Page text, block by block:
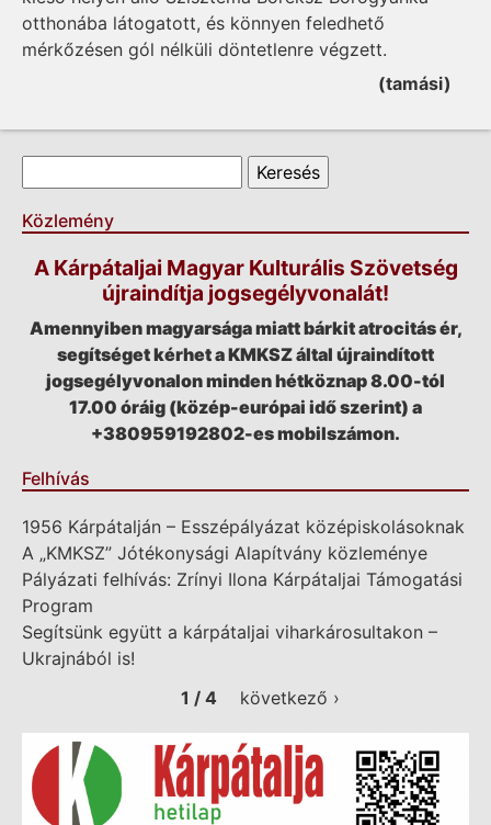
otthonába látogatott, és könnyen feledhető
mérkőzésen gól nélküli döntetlenre végzett.
(tamási)
Keresés űrlap
Közlemény
A Kárpátaljai Magyar Kulturális Szövetség
újraindítja jogsegélyvonalát!
Amennyiben magyarsága miatt bárkit atrocitás ér,
segítséget kérhet a KMKSZ által újraindított
jogsegélyvonalon minden hétköznap 8.00-tól
17.00 óráig (közép-európai idő szerint) a
+380959192802-es mobilszámon.
Felhívás
1956 Kárpátalján – Esszépályázat középiskolásoknak
A „KMKSZ” Jótékonysági Alapítvány közleménye
Pályázati felhívás: Zrínyi Ilona Kárpátaljai Támogatási
Program
Segítsünk együtt a kárpátaljai viharkárosultakon –
Ukrajnából is!
1 / 4
következő ›